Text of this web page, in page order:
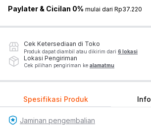
Paylater & Cicilan 0% mulai dari Rp37.220
Cek Ketersediaan di Toko
Produk dapat diambil atau dikirim dari 6 lokasi
Lokasi Pengiriman
Cek pilihan pengiriman ke alamatmu
Spesifikasi Produk
Jaminan pengembalian